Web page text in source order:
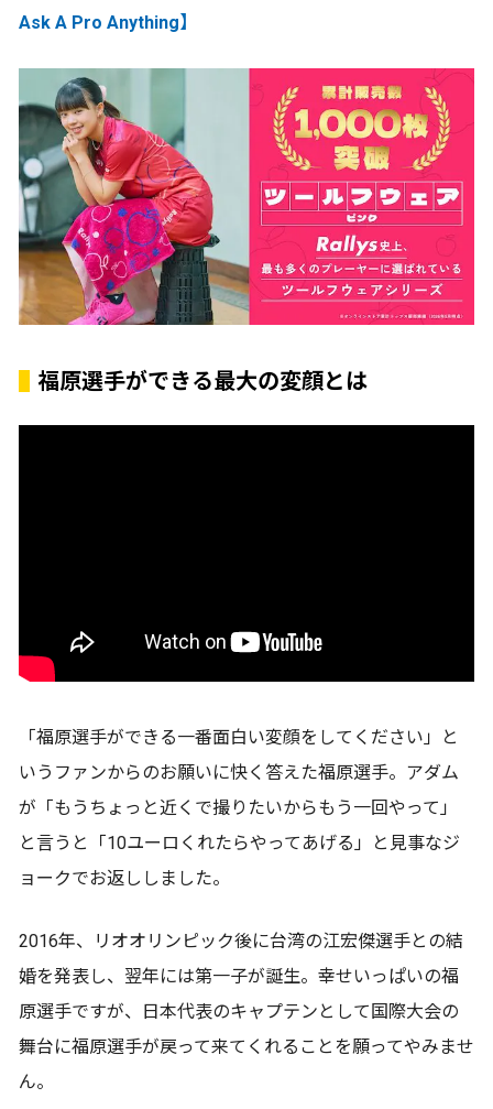
Ask A Pro Anything】
福原選手ができる最大の変顔とは
「福原選手ができる一番面白い変顔をしてください」と
いうファンからのお願いに快く答えた福原選手。アダム
が「もうちょっと近くで撮りたいからもう一回やって」
と言うと「10ユーロくれたらやってあげる」と見事なジ
ョークでお返ししました。
2016年、リオオリンピック後に台湾の江宏傑選手との結
婚を発表し、翌年には第一子が誕生。幸せいっぱいの福
原選手ですが、日本代表のキャプテンとして国際大会の
舞台に福原選手が戻って来てくれることを願ってやみませ
ん。